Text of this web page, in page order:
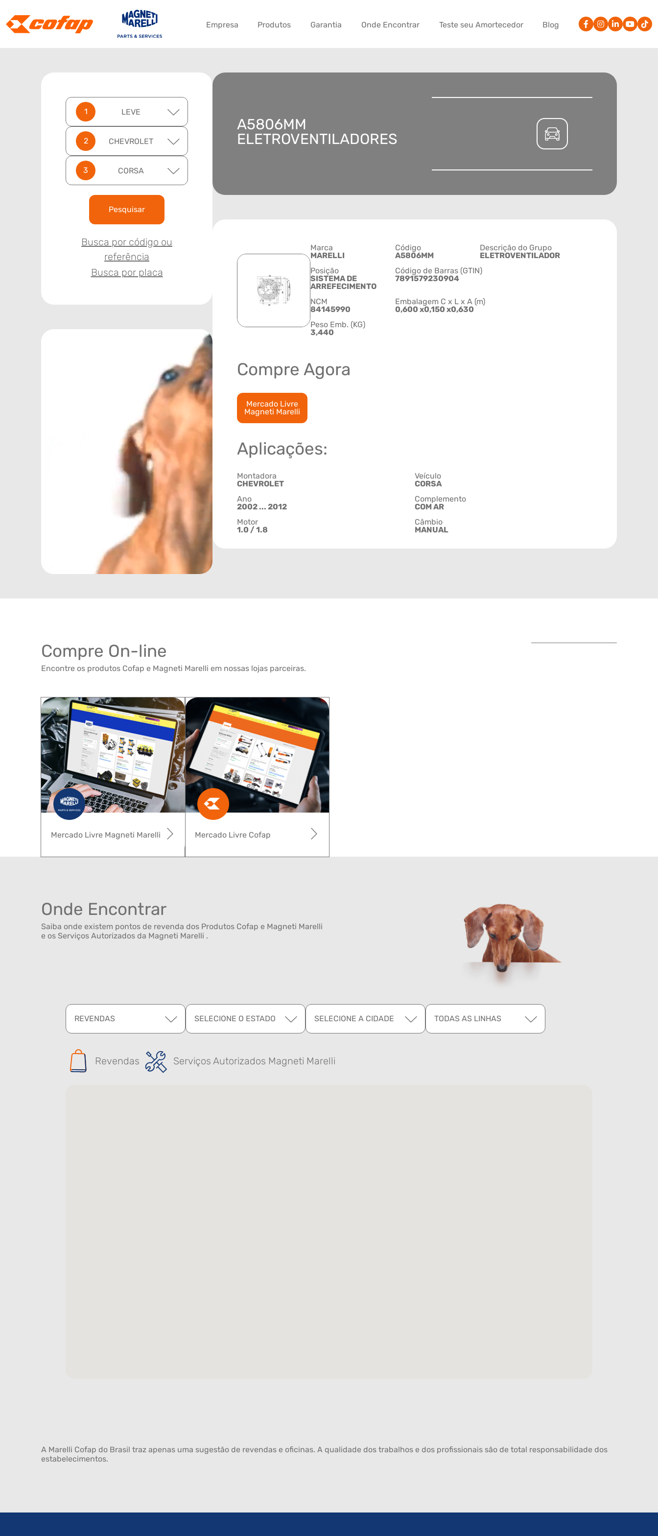
Empresa Produtos Garantia Onde Encontrar Teste seu Amortecedor Blog
LEVE
CHEVROLET
CORSA
Pesquisar
Busca por código ou
referência
Busca por placa
A5806MM
ELETROVENTILADORES
Marca
MARELLI
Código
A5806MM
Descrição do Grupo
ELETROVENTILADOR
Posição
SISTEMA DE
ARREFECIMENTO
Código de Barras (GTIN)
7891579230904
NCM
84145990
Embalagem C x L x A (m)
0,600 x0,150 x0,630
Peso Emb. (KG)
3,440
Compre Agora
Mercado Livre
Magneti Marelli
Aplicações:
Montadora
CHEVROLET
Veículo
CORSA
Ano
2002 ... 2012
Complemento
COM AR
Motor
1.0 / 1.8
Câmbio
MANUAL
Compre On-line
Encontre os produtos Cofap e Magneti Marelli em nossas lojas parceiras.
Mercado Livre Cofap
Mercado Livre Magneti Marelli
Onde Encontrar
Saiba onde existem pontos de revenda dos Produtos Cofap e Magneti Marelli
e os Serviços Autorizados da Magneti Marelli .
REVENDAS SELECIONE O ESTADO SELECIONE A CIDADE TODAS AS LINHAS
Revendas Serviços Autorizados Magneti Marelli
A Marelli Cofap do Brasil traz apenas uma sugestão de revendas e oficinas. A qualidade dos trabalhos e dos profissionais são de total responsabilidade dos
estabelecimentos.